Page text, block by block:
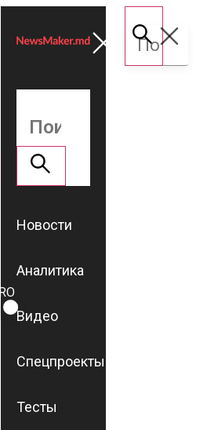
ROMÂNĂ
RU
Новости
Аналитика
Видео
Спецпроекты
Тесты